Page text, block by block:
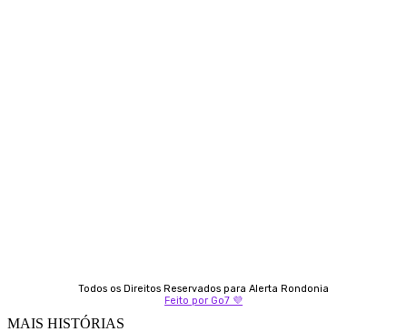
Todos os Direitos Reservados para Alerta Rondonia
Feito por Go7 💜
MAIS HISTÓRIAS